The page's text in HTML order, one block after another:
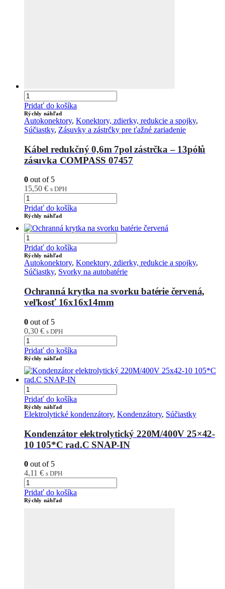
Pridať do košíka
Rýchly náhľad
Autokonektory, Konektory, zdierky, redukcie a spojky,
Súčiastky, Zásuvky a zástrčky pre ťažné zariadenie
Kábel redukčný 0,6m 7pol zástrčka – 13pólů
zásuvka COMPASS 07457
0 out of 5
15,50 € s DPH
Pridať do košíka
Rýchly náhľad
Pridať do košíka
Rýchly náhľad
Autokonektory, Konektory, zdierky, redukcie a spojky,
Súčiastky, Svorky na autobatérie
Ochranná krytka na svorku batérie červená,
veľkosť 16x16x14mm
0 out of 5
0,30 € s DPH
Pridať do košíka
Rýchly náhľad
Pridať do košíka
Rýchly náhľad
Elektrolytické kondenzátory, Kondenzátory, Súčiastky
Kondenzátor elektrolytický 220M/400V 25×42-
10 105*C rad.C SNAP-IN
0 out of 5
4,11 € s DPH
Pridať do košíka
Rýchly náhľad